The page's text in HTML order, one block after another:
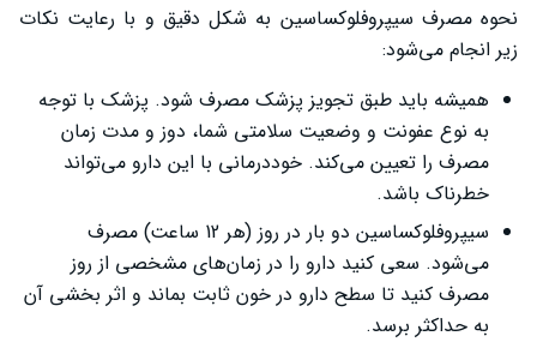
نحوه مصرف سیپروفلوکساسین به شکل دقیق و با رعایت نکات
زیر انجام می‌شود:
همیشه باید طبق تجویز پزشک مصرف شود. پزشک با توجه
به نوع عفونت و وضعیت سلامتی شما، دوز و مدت زمان
مصرف را تعیین می‌کند. خوددرمانی با این دارو می‌تواند
خطرناک باشد.
سیپروفلوکساسین دو بار در روز (هر 12 ساعت) مصرف
می‌شود. سعی کنید دارو را در زمان‌های مشخصی از روز
مصرف کنید تا سطح دارو در خون ثابت بماند و اثر بخشی آن
به حداکثر برسد.